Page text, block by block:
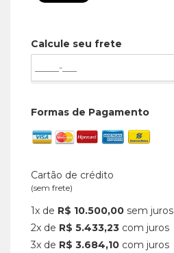
Calcule seu frete
Formas de Pagamento
Cartão de crédito
(sem frete)
1x de R$ 10.500,00 sem juros
2x de R$ 5.433,23 com juros
3x de R$ 3.684,10 com juros